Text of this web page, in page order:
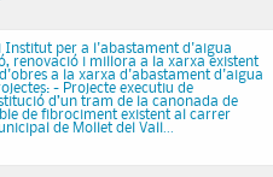
Institut per a l'abastament d'aigua
renovació i millora a la xarxa existent
a la xarxa d'abastament d'aigua
- Projecte executiu de
d’un tram de la canonada de
de fibrociment existent al carrer
de Mollet del Vall...